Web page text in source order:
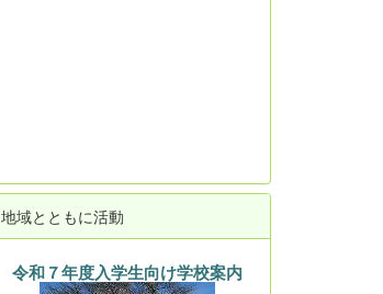
地域とともに活動
令和７年度入学生向け学校案内